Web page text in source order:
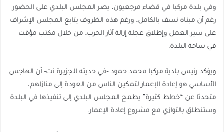
وفي بلدة مركبا في قضاء مرجعيون، يصر المجلس البلدي على الحضور
رغم أن مبناه نسف بالكامل، ورغم هذه الظروف يتابع المجلس الإشراف
على سير العمل وإطلاق عجلة إزالة آثار الحرب، من خلال مكتب مؤقت
في ساحة البلدة.
ويؤكد رئيس بلدية مركبا محمد حمود -في حديثه للجزيرة نت- أن الهاجس
الأساسي هو إعادة الإعمار لتمكين الناس من العودة إلى منازلهم،
متحدثا عن “خطط كثيرة” يطمح المجلس البلدي إلى تنفيذها في البلدة
وستنطلق بالتوازي مع مشروع إعادة الإعمار.